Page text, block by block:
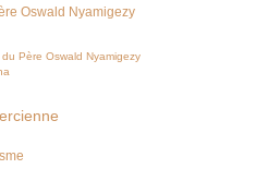
Oswald Nyamigezy
du Père Oswald Nyamigezy